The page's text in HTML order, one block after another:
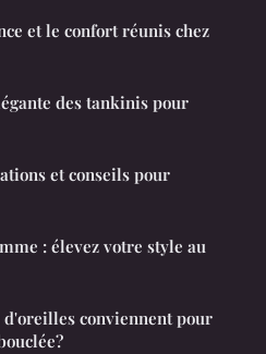
et le confort réunis chez
des tankinis pour
et conseils pour
: élevez votre style au
d'oreilles conviennent pour